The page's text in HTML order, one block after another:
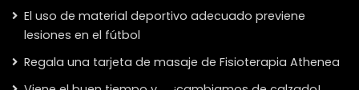
El uso de material deportivo adecuado previene
lesiones en el fútbol
Regala una tarjeta de masaje de Fisioterapia Athenea